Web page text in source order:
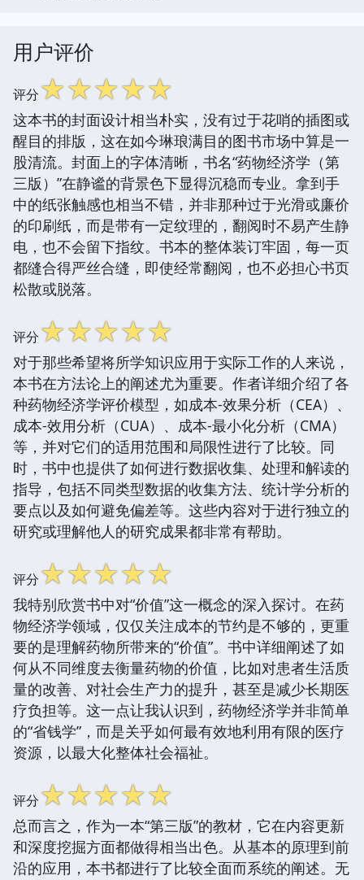
用户评价
评分☆☆☆☆☆
这本书的封面设计相当朴实，没有过于花哨的插图或
醒目的排版，这在如今琳琅满目的图书市场中算是一
股清流。封面上的字体清晰，书名“药物经济学（第
三版）”在静谧的背景色下显得沉稳而专业。拿到手
中的纸张触感也相当不错，并非那种过于光滑或廉价
的印刷纸，而是带有一定纹理的，翻阅时不易产生静
电，也不会留下指纹。书本的整体装订牢固，每一页
都缝合得严丝合缝，即使经常翻阅，也不必担心书页
松散或脱落。
评分☆☆☆☆☆
对于那些希望将所学知识应用于实际工作的人来说，
本书在方法论上的阐述尤为重要。作者详细介绍了各
种药物经济学评价模型，如成本-效果分析（CEA）、
成本-效用分析（CUA）、成本-最小化分析（CMA）
等，并对它们的适用范围和局限性进行了比较。同
时，书中也提供了如何进行数据收集、处理和解读的
指导，包括不同类型数据的收集方法、统计学分析的
要点以及如何避免偏差等。这些内容对于进行独立的
研究或理解他人的研究成果都非常有帮助。
评分☆☆☆☆☆
我特别欣赏书中对“价值”这一概念的深入探讨。在药
物经济学领域，仅仅关注成本的节约是不够的，更重
要的是理解药物所带来的“价值”。书中详细阐述了如
何从不同维度去衡量药物的价值，比如对患者生活质
量的改善、对社会生产力的提升，甚至是减少长期医
疗负担等。这一点让我认识到，药物经济学并非简单
的“省钱学”，而是关乎如何最有效地利用有限的医疗
资源，以最大化整体社会福祉。
评分☆☆☆☆☆
总而言之，作为一本“第三版”的教材，它在内容更新
和深度挖掘方面都做得相当出色。从基本的原理到前
沿的应用，本书都进行了比较全面而系统的阐述。无